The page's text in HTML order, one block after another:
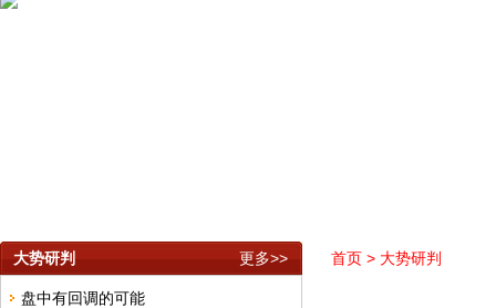
大势研判 更多>>
盘中有回调的可能
首页 > 大势研判